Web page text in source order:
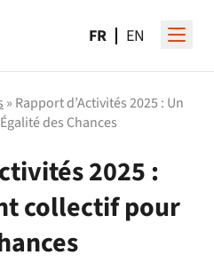
FR EN
» Rapport d’Activités 2025 : Un
des Chances
2025 :
collectif pour